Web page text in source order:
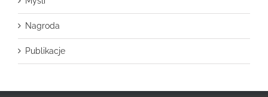
Nagroda
Publikacje